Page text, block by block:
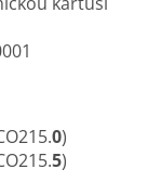
0)
5)